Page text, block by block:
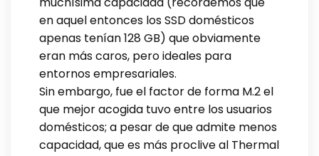
en aquel entonces los SSD domésticos
apenas tenían 128 GB) que obviamente
eran más caros, pero ideales para
entornos empresariales.
Sin embargo, fue el factor de forma M.2 el
que mejor acogida tuvo entre los usuarios
domésticos; a pesar de que admite menos
capacidad, que es más proclive al Thermal